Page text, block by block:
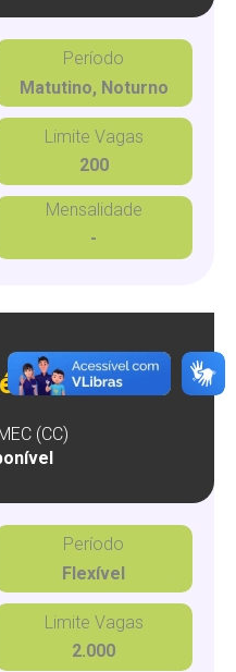
Período
Matutino, Noturno
Limite Vagas
200
Mensalidade
-
(CC)
Período
Flexível
Limite Vagas
2.000